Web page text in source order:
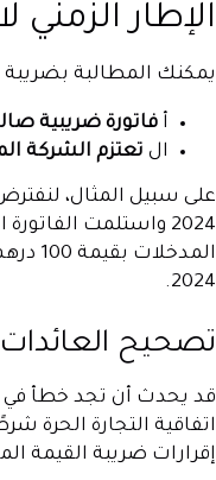
الإطار
يمكنك المطالبة بضريبة
أفاتورة ضريبية
ال تعتزم الشركة
2024 واستلمت
2024.
تصحيح
قد يحدث أن تجد خطأ في
اتفاقية التجارة الحرة
إقرارات ضريبة القيمة